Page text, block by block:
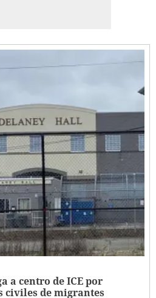
a centro de ICE por
civiles de migrantes